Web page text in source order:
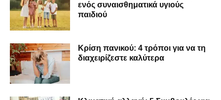
ενός συναισθηματικά υγιούς
παιδιού
Κρίση πανικού: 4 τρόποι για να τη
διαχειρίζεστε καλύτερα